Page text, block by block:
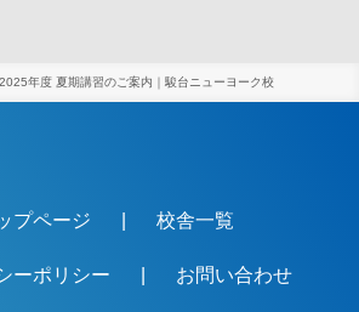
2025年度 夏期講習のご案内｜駿台ニューヨーク校
プページ 校舎一覧
ーポリシー お問い合わせ